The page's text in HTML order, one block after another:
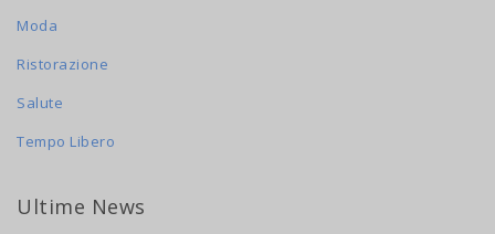
Moda
Ristorazione
Salute
Tempo Libero
Ultime News